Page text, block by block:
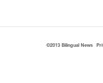
©2013 Bilingual News